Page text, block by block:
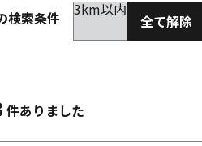
屋
国料理
(片町･香林坊･にし茶屋周辺)
沢市他・野々市・白山・内灘
択
検索条件 3km以内
全て解除
件ありました